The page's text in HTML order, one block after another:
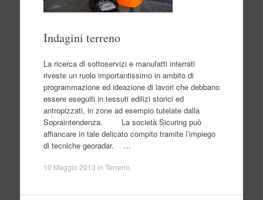
Indagini terreno
La ricerca di sottoservizi e manufatti interrati
riveste un ruolo importantissimo in ambito di
programmazione ed ideazione di lavori che debbano
essere eseguiti in tessuti edilizi storici ed
antropizzati, in zone ad esempio tutelate dalla
Sopraintendenza. La società Sicuring può
affiancare in tale delicato compito tramite l’impiego
di tecniche georadar. …
10 Maggio 2013 in Terreno